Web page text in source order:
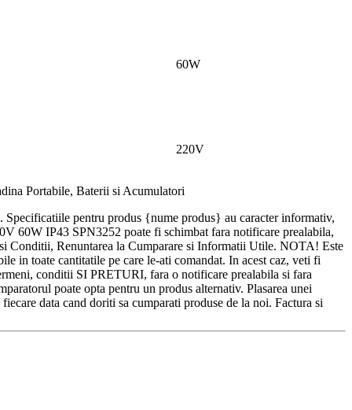
60W
220V
Portabile, Baterii si Acumulatori
pentru produs {nume produs} au caracter informativ,
60W IP43 SPN3252 poate fi schimbat fara notificare prealabila,
Renuntarea la Cumparare si Informatii Utile. NOTA! Este
in toate cantitatile pe care le-ati comandat. In acest caz, veti fi
conditii SI PRETURI, fara o notificare prealabila si fara
poate opta pentru un produs alternativ. Plasarea unei
data cand doriti sa cumparati produse de la noi. Factura si